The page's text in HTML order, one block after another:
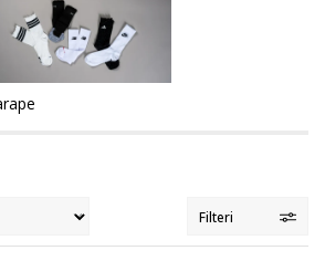
Filteri